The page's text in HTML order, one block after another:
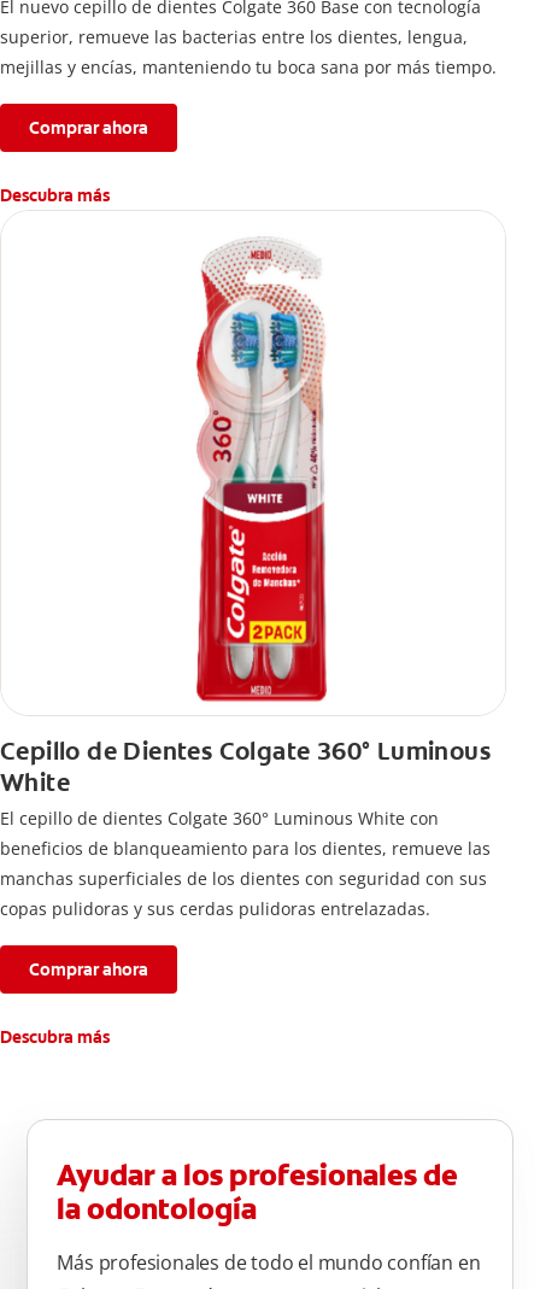
El nuevo cepillo de dientes Colgate 360 Base con tecnología
superior, remueve las bacterias entre los dientes, lengua,
mejillas y encías, manteniendo tu boca sana por más tiempo.
Comprar ahora
Descubra más
Cepillo de Dientes Colgate 360° Luminous
White
El cepillo de dientes Colgate 360° Luminous White con
beneficios de blanqueamiento para los dientes, remueve las
manchas superficiales de los dientes con seguridad con sus
copas pulidoras y sus cerdas pulidoras entrelazadas.
Comprar ahora
Descubra más
Ayudar a los profesionales de
la odontología
Más profesionales de todo el mundo confían en